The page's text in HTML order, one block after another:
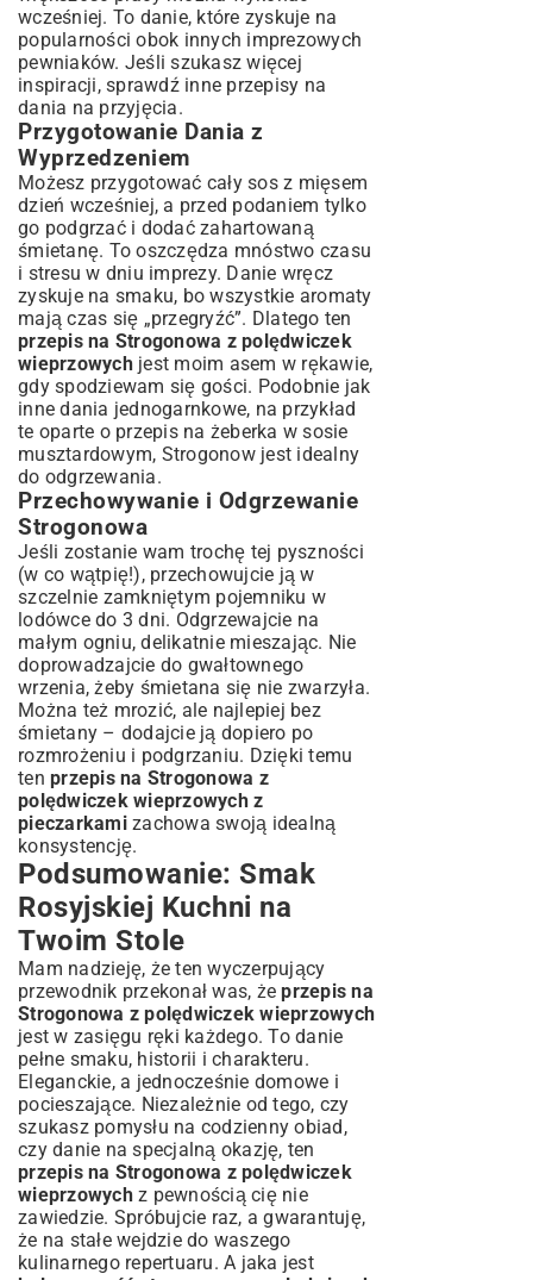
wcześniej. To danie, które zyskuje na
popularności obok innych imprezowych
pewniaków. Jeśli szukasz więcej
inspiracji, sprawdź inne przepisy na
dania na przyjęcia.
Przygotowanie Dania z
Wyprzedzeniem
Możesz przygotować cały sos z mięsem
dzień wcześniej, a przed podaniem tylko
go podgrzać i dodać zahartowaną
śmietanę. To oszczędza mnóstwo czasu
i stresu w dniu imprezy. Danie wręcz
zyskuje na smaku, bo wszystkie aromaty
mają czas się „przegryźć”. Dlatego ten
przepis na Strogonowa z polędwiczek
wieprzowychjest moim asem w rękawie,
gdy spodziewam się gości. Podobnie jak
inne dania jednogarnkowe, na przykład
te oparte o przepis na żeberka w sosie
musztardowym, Strogonow jest idealny
do odgrzewania.
Przechowywanie i Odgrzewanie
Strogonowa
Jeśli zostanie wam trochę tej pyszności
(w co wątpię!), przechowujcie ją w
szczelnie zamkniętym pojemniku w
lodówce do 3 dni. Odgrzewajcie na
małym ogniu, delikatnie mieszając. Nie
doprowadzajcie do gwałtownego
wrzenia, żeby śmietana się nie zwarzyła.
Można też mrozić, ale najlepiej bez
śmietany – dodajcie ją dopiero po
rozmrożeniu i podgrzaniu. Dzięki temu
ten przepis na Strogonowa z
polędwiczek wieprzowych z
pieczarkamizachowa swoją idealną
konsystencję.
Podsumowanie: Smak
Rosyjskiej Kuchni na
Twoim Stole
Mam nadzieję, że ten wyczerpujący
przewodnik przekonał was, żeprzepis na
Strogonowa z polędwiczek wieprzowych
jest w zasięgu ręki każdego. To danie
pełne smaku, historii i charakteru.
Eleganckie, a jednocześnie domowe i
pocieszające. Niezależnie od tego, czy
szukasz pomysłu na codzienny obiad,
czy danie na specjalną okazję, ten
przepis na Strogonowa z polędwiczek
wieprzowychz pewnością cię nie
zawiedzie. Spróbujcie raz, a gwarantuję,
że na stałe wejdzie do waszego
kulinarnego repertuaru. A jaka jest